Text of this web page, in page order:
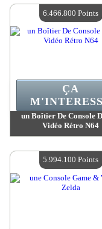
Quantité Disponible
un Boîtier De Console
Vidéo Rétro N64
Quantité Disponible
ÇA
6.466.800 Points
5.994.100 Points